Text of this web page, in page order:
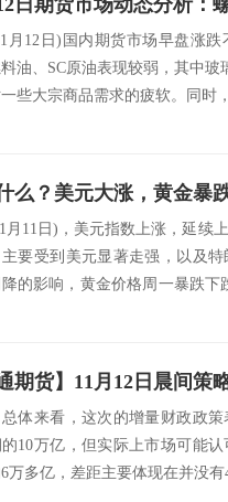
月12日)国内期货市场早盘涨
油、SC原油表现较弱，其中玻
些大宗商品需求的疲软。同时
月11日)，美元指数上涨，延续
要受到美元显著走强，以及
的影响，黄金价格周一暴跌下
期货】11月12日晨间策
体来看，这次的增量财政政
10万亿，但实际上市场可能
万多亿，差距主要体现在并没